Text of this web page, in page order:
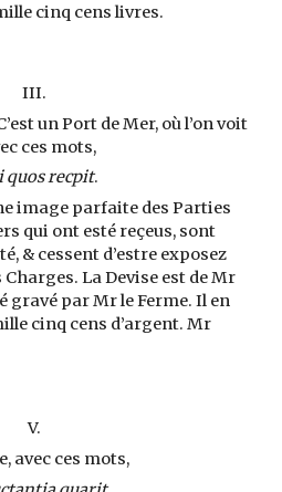
cinq cens livres.
III.
un Port de Mer, où l’on voit
ces mots,
quos recpit.
image parfaite des Parties
qui ont esté reçeus, sont
& cessent d’estre exposez
La Devise est de Mr
gravé par Mr le Ferme. Il en
cinq cens d’argent. Mr
V.
avec ces mots,